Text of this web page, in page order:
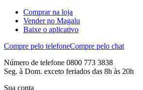
Comprar na loja
Vender no Magalu
Baixe o aplicativo
Compre pelo telefoneCompre pelo chat
Número de telefone 0800 773 3838
Seg. à Dom. exceto feriados das 8h às 20h
Sua conta